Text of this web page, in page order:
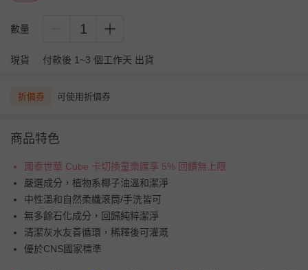
數量 1
現貨 付款後 1~3 個工作天 出貨
折價券 可使用折價券
商品特色
國泰世華 Cube 卡切換童樂匯享 5% 回饋無上限
嚴選成分，植物系椰子油溫和潔淨
中性溫和自然柔纖滾筒/手洗皆可
無多餘石化成分，回歸純粹潔淨
清潔灰水友善循環，稀釋後可灌溉
優於CNS國家標準